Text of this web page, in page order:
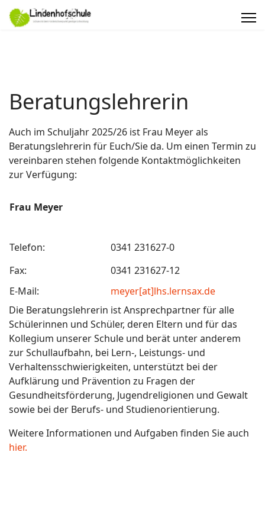
Beratungslehrerin
Auch im Schuljahr 2025/26 ist Frau Meyer als
Beratungslehrerin für Euch/Sie da. Um einen Termin zu
vereinbaren stehen folgende Kontaktmöglichkeiten
zur Verfügung:
Frau Meyer
Telefon:
0341 231627-0
Fax:
0341 231627-12
E-Mail:
meyer[at]lhs.lernsax.de
Die Beratungslehrerin ist Ansprechpartner für alle
Schülerinnen und Schüler, deren Eltern und für das
Kollegium unserer Schule und berät unter anderem
zur Schullaufbahn, bei Lern-, Leistungs- und
Verhaltensschwierigkeiten, unterstützt bei der
Aufklärung und Prävention zu Fragen der
Gesundheitsförderung, Jugendreligionen und Gewalt
sowie bei der Berufs- und Studienorientierung.
Weitere Informationen und Aufgaben finden Sie auch
hier.